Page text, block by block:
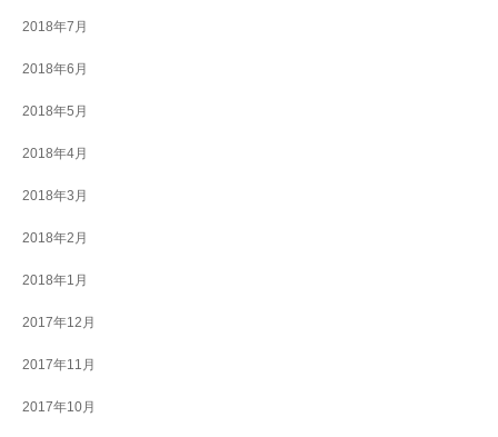
2018年7月
2018年6月
2018年5月
2018年4月
2018年3月
2018年2月
2018年1月
2017年12月
2017年11月
2017年10月